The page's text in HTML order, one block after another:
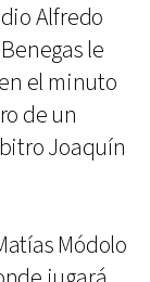
Alfredo
le
el minuto
de un
Joaquín
Módolo